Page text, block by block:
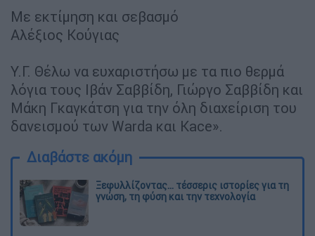
Με εκτίμηση και σεβασμό
Αλέξιος Κούγιας
Y.Γ. Θέλω να ευχαριστήσω με τα πιο θερμά
λόγια τους Ιβάν Σαββίδη, Γιώργο Σαββίδη και
Μάκη Γκαγκάτση για την όλη διαχείριση του
δανεισμού των Warda και Kace».
Διαβάστε ακόμη
Ξεφυλλίζοντας... τέσσερις ιστορίες για τη
γνώση, τη φύση και την τεχνολογία